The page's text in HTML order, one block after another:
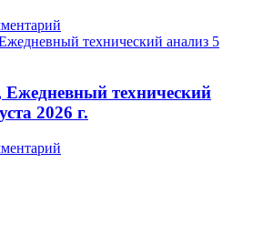
Ежедневный технический
2026 г.